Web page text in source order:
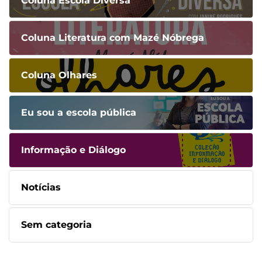
Coluna Literatura com Mazé Nóbrega
Coluna Olhares
Eu sou a escola pública
Informação e Diálogo
Notícias
Sem categoria